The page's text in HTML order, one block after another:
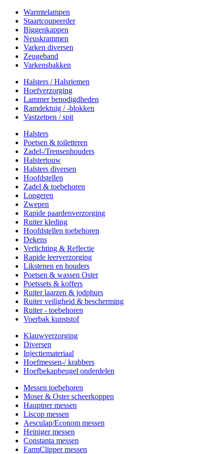
Warmtelampen
Staartcoupeerder
Biggenkappen
Neuskrammen
Varken diversen
Zeugeband
Varkensbakken
Halsters / Halsriemen
Hoefverzorging
Lammer benodigdheden
Ramdektuig / -blokken
Vastzetpen / spit
Halsters
Poetsen & toiletteren
Zadel-/Trensenhouders
Halstertouw
Halsters diversen
Hoofdstellen
Zadel & toebehoren
Longeren
Zwepen
Rapide paardenverzorging
Ruiter kleding
Hoofdstellen toebehoren
Dekens
Verlichting & Reflectie
Rapide leerverzorging
Likstenen en houders
Poetsen & wassen Oster
Poetssets & koffers
Ruiter laarzen & jodphurs
Ruiter veiligheid & bescherming
Ruiter - toebehoren
Voerbak kunststof
Klauwverzorging
Diversen
Injectiemateriaal
Hoefmessen-/ krabbers
Hoefbekapbeugel onderdelen
Messen toebehoren
Moser & Oster scheerkoppen
Hauptner messen
Liscop messen
Aesculap/Econom messen
Heiniger messen
Constanta messen
FarmClipper messen